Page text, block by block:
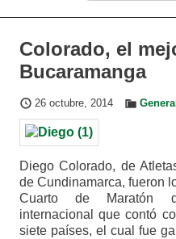
Colorado, el
Bucaramanga
26 octubre, 2014
Diego Colorado, de
de Cundinamarca, fueron
Cuarto de Maratón
internacional que contó
siete países, el cual fue